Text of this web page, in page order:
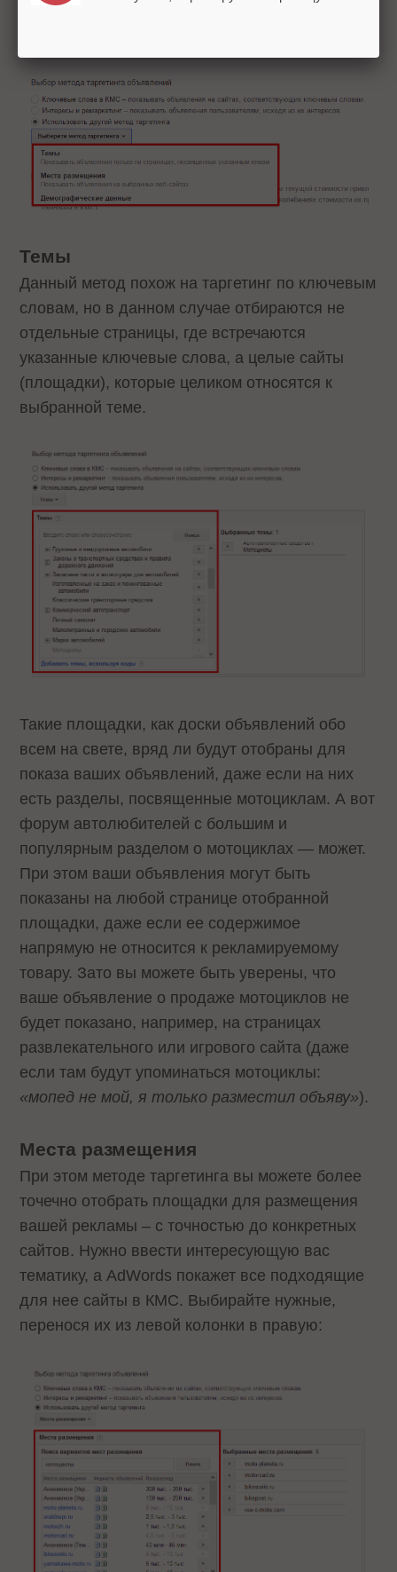
Темы
Данный метод похож на таргетинг по ключевым
словам, но в данном случае отбираются не
отдельные страницы, где встречаются
указанные ключевые слова, а целые сайты
(площадки), которые целиком относятся к
выбранной теме.
Такие площадки, как доски объявлений обо
всем на свете, вряд ли будут отобраны для
показа ваших объявлений, даже если на них
есть разделы, посвященные мотоциклам. А вот
форум автолюбителей с большим и
популярным разделом о мотоциклах — может.
При этом ваши объявления могут быть
показаны на любой странице отобранной
площадки, даже если ее содержимое
напрямую не относится к рекламируемому
товару. Зато вы можете быть уверены, что
ваше объявление о продаже мотоциклов не
будет показано, например, на страницах
развлекательного или игрового сайта (даже
если там будут упоминаться мотоциклы:
«мопед не мой, я только разместил объяву»).
Места размещения
При этом методе таргетинга вы можете более
точечно отобрать площадки для размещения
вашей рекламы – с точностью до конкретных
сайтов. Нужно ввести интересующую вас
тематику, а AdWords покажет все подходящие
для нее сайты в КМС. Выбирайте нужные,
перенося их из левой колонки в правую: